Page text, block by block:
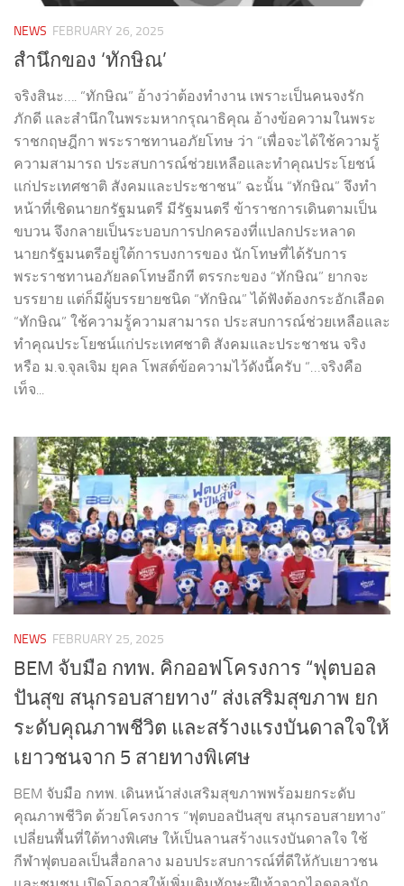
NEWS FEBRUARY 26, 2025
สำนึกของ ‘ทักษิณ’
จริงสินะ…. “ทักษิณ” อ้างว่าต้องทำงาน เพราะเป็นคนจงรัก
ภักดี และสำนึกในพระมหากรุณาธิคุณ อ้างข้อความในพระ
ราชกฤษฎีกา พระราชทานอภัยโทษ ว่า “เพื่อจะได้ใช้ความรู้
ความสามารถ ประสบการณ์ช่วยเหลือและทำคุณประโยชน์
แก่ประเทศชาติ สังคมและประชาชน” ฉะนั้น “ทักษิณ” จึงทำ
หน้าที่เชิดนายกรัฐมนตรี มีรัฐมนตรี ข้าราชการเดินตามเป็น
ขบวน จึงกลายเป็นระบอบการปกครองที่แปลกประหลาด
นายกรัฐมนตรีอยู่ใต้การบงการของ นักโทษที่ได้รับการ
พระราชทานอภัยลดโทษอีกที ตรรกะของ “ทักษิณ” ยากจะ
บรรยาย แต่ก็มีผู้บรรยายชนิด “ทักษิณ” ได้ฟังต้องกระอักเลือด
“ทักษิณ” ใช้ความรู้ความสามารถ ประสบการณ์ช่วยเหลือและ
ทำคุณประโยชน์แก่ประเทศชาติ สังคมและประชาชน จริง
หรือ ม.จ.จุลเจิม ยุคล โพสต์ข้อความไว้ดังนี้ครับ “…จริงคือ
เท็จ...
NEWS FEBRUARY 25, 2025
BEM จับมือ กทพ. คิกออฟโครงการ “ฟุตบอล
ปันสุข สนุกรอบสายทาง” ส่งเสริมสุขภาพ ยก
ระดับคุณภาพชีวิต และสร้างแรงบันดาลใจให้
เยาวชนจาก 5 สายทางพิเศษ
BEM จับมือ กทพ. เดินหน้าส่งเสริมสุขภาพพร้อมยกระดับ
คุณภาพชีวิต ด้วยโครงการ “ฟุตบอลปันสุข สนุกรอบสายทาง”
เปลี่ยนพื้นที่ใต้ทางพิเศษ ให้เป็นลานสร้างแรงบันดาลใจ ใช้
กีฬาฟุตบอลเป็นสื่อกลาง มอบประสบการณ์ที่ดีให้กับเยาวชน